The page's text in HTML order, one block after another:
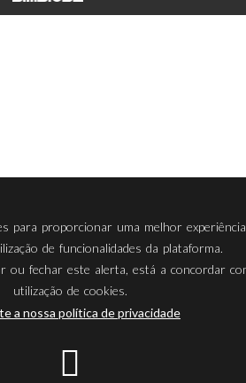
para proporcionar uma melhor
de funcionalidades da plataforma.
ou fechar este alerta, está a concordar
utilização de cookies.
a nossa política de privacidade